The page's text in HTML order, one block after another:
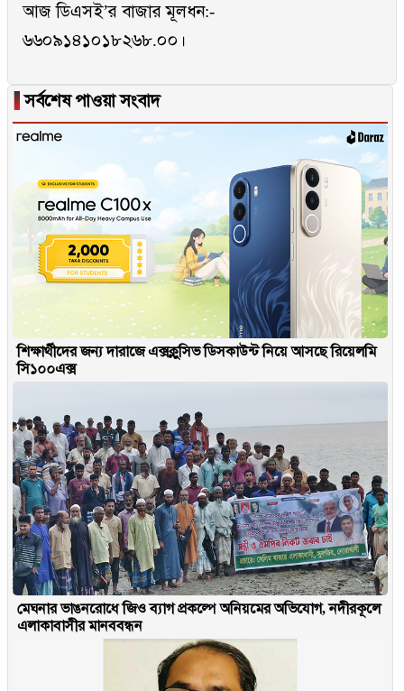
আজ ডিএসই’র বাজার মূলধন:-
৬৬০৯১৪১০১৮২৬৮.০০।
▐সর্বশেষ পাওয়া সংবাদ
শিক্ষার্থীদের জন্য দারাজে এক্সক্লুসিভ ডিসকাউন্ট নিয়ে আসছে রিয়েলমি
সি১০০এক্স
মেঘনার ভাঙনরোধে জিও ব্যাগ প্রকল্পে অনিয়মের অভিযোগ, নদীরকূলে
এলাকাবাসীর মানববন্ধন